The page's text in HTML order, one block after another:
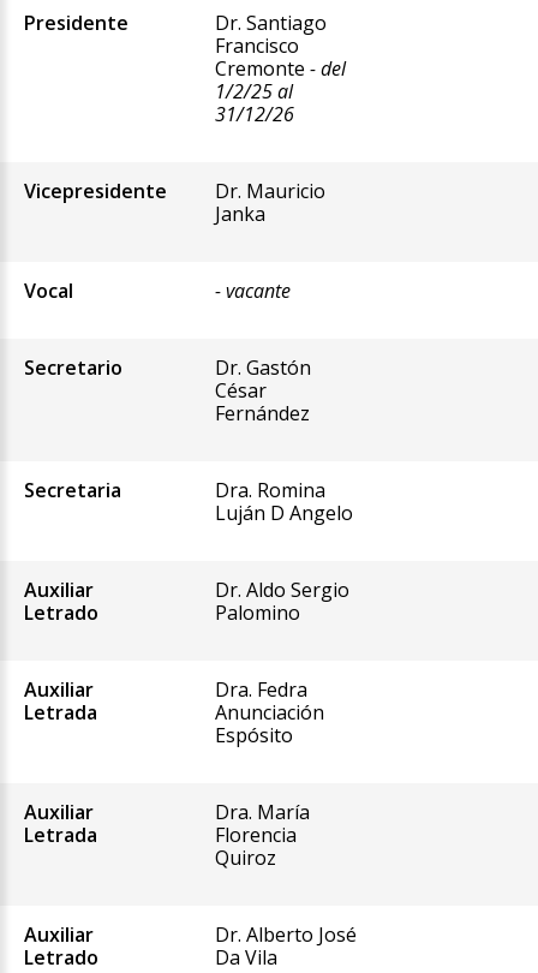
Presidente
Dr. Santiago
Francisco
Cremonte - del
1/2/25 al
31/12/26
Vicepresidente
Dr. Mauricio
Janka
Vocal - vacante
Secretario
Dr. Gastón
César
Fernández
Secretaria
Dra. Romina
Luján D Angelo
Auxiliar
Letrado
Dr. Aldo Sergio
Palomino
Auxiliar
Letrada
Dra. Fedra
Anunciación
Espósito
Auxiliar
Letrada
Dra. María
Florencia
Quiroz
Auxiliar
Letrado
Dr. Alberto José
Da Vila